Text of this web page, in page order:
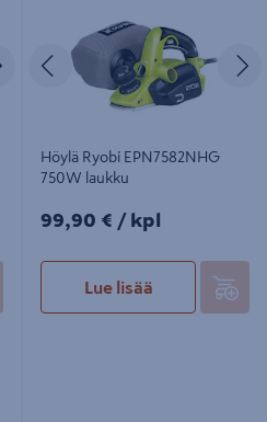
SeuraavaEdellinen
Höylä Ryobi EPN7582NHG
750W laukku
99,90€/kpl
99,90 € / kpl
Lue lisää